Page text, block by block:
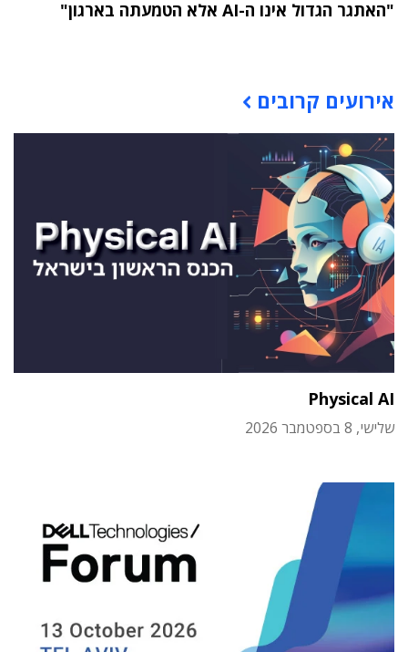
"האתגר הגדול אינו ה-AI אלא הטמעתה בארגון"
אירועים קרובים
Physical AI
שלישי, 8 בספטמבר 2026